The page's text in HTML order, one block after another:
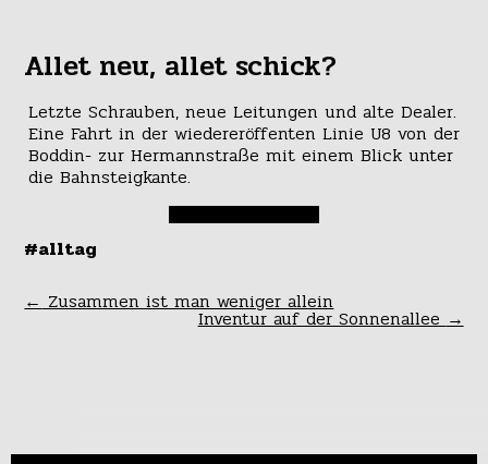
Allet neu, allet schick?
Letzte Schrauben, neue Leitungen und alte Dealer.
Eine Fahrt in der wiedereröffenten Linie U8 von der
Boddin- zur Hermannstraße mit einem Blick unter
die Bahnsteigkante.
#alltag
← Zusammen ist man weniger allein
Inventur auf der Sonnenallee →